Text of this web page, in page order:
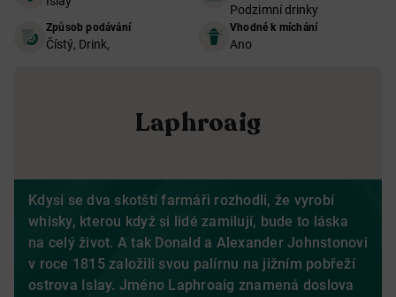
Podzimní drinky
Způsob podávání
Čístý, Drink,
Vhodné k míchání
Ano
Laphroaig
Kdysi se dva skotští farmáři rozhodli, že vyrobí
whisky, kterou když si lidé zamilují, bude to láska
na celý život. A tak Donald a Alexander Johnstonovi
v roce 1815 založili svou palírnu na jižním pobřeží
ostrova Islay. Jméno Laphroaig znamená doslova